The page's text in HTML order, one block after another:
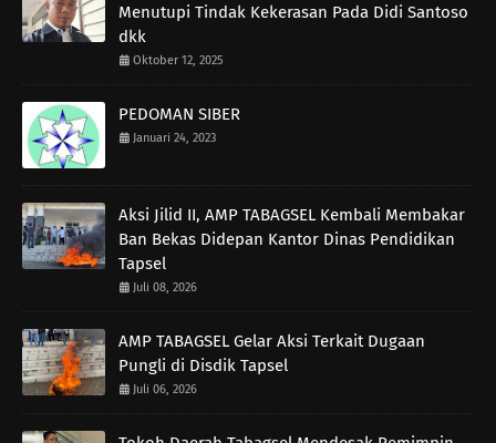
Menutupi Tindak Kekerasan Pada Didi Santoso
dkk
Oktober 12, 2025
PEDOMAN SIBER
Januari 24, 2023
Aksi Jilid II, AMP TABAGSEL Kembali Membakar
Ban Bekas Didepan Kantor Dinas Pendidikan
Tapsel
Juli 08, 2026
AMP TABAGSEL Gelar Aksi Terkait Dugaan
Pungli di Disdik Tapsel
Juli 06, 2026